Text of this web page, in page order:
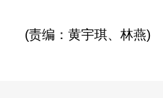
(责编：黄宇琪、林燕)